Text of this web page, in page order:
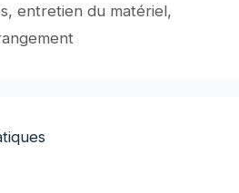
,entretien du matériel,